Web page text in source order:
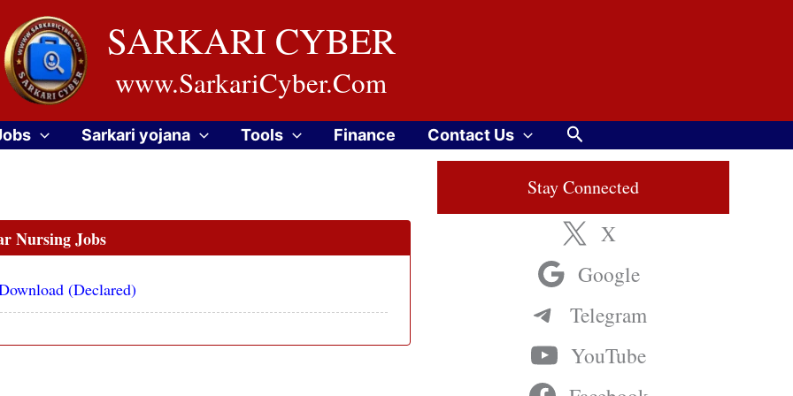
SARKARI CYBER
www.SarkariCyber.Com
Sarkari yojana Tools Finance Contact Us Search
Nursing Jobs
(Declared)
Stay Connected
X
Google
Telegram
YouTube